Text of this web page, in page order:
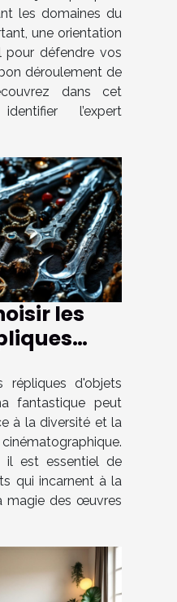
les domaines du
une orientation
pour défendre vos
déroulement de
dans cet
l’expert
les
?
répliques d'objets
fantastique peut
à la diversité et la
il est essentiel de
qui incarnent à la
magie des œuvres